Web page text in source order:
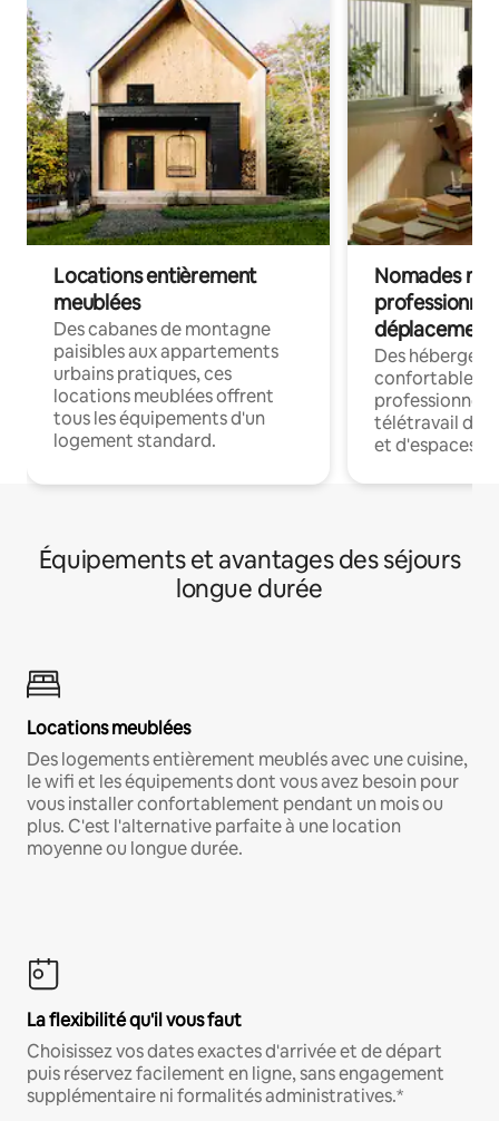
Locations entièrement
meublées
Des cabanes de montagne
paisibles aux appartements
urbains pratiques, ces
locations meublées offrent
tous les équipements d'un
logement standard.
Nomades
déplacement
Des
confortables
professionnels
télétravail
et d'espaces
Équipements et avantages des séjours
longue durée
Locations meublées
Des logements entièrement meublés avec une cuisine,
le wifi et les équipements dont vous avez besoin pour
vous installer confortablement pendant un mois ou
plus. C'est l'alternative parfaite à une location
moyenne ou longue durée.
La flexibilité qu'il vous faut
Choisissez vos dates exactes d'arrivée et de départ
puis réservez facilement en ligne, sans engagement
supplémentaire ni formalités administratives.*